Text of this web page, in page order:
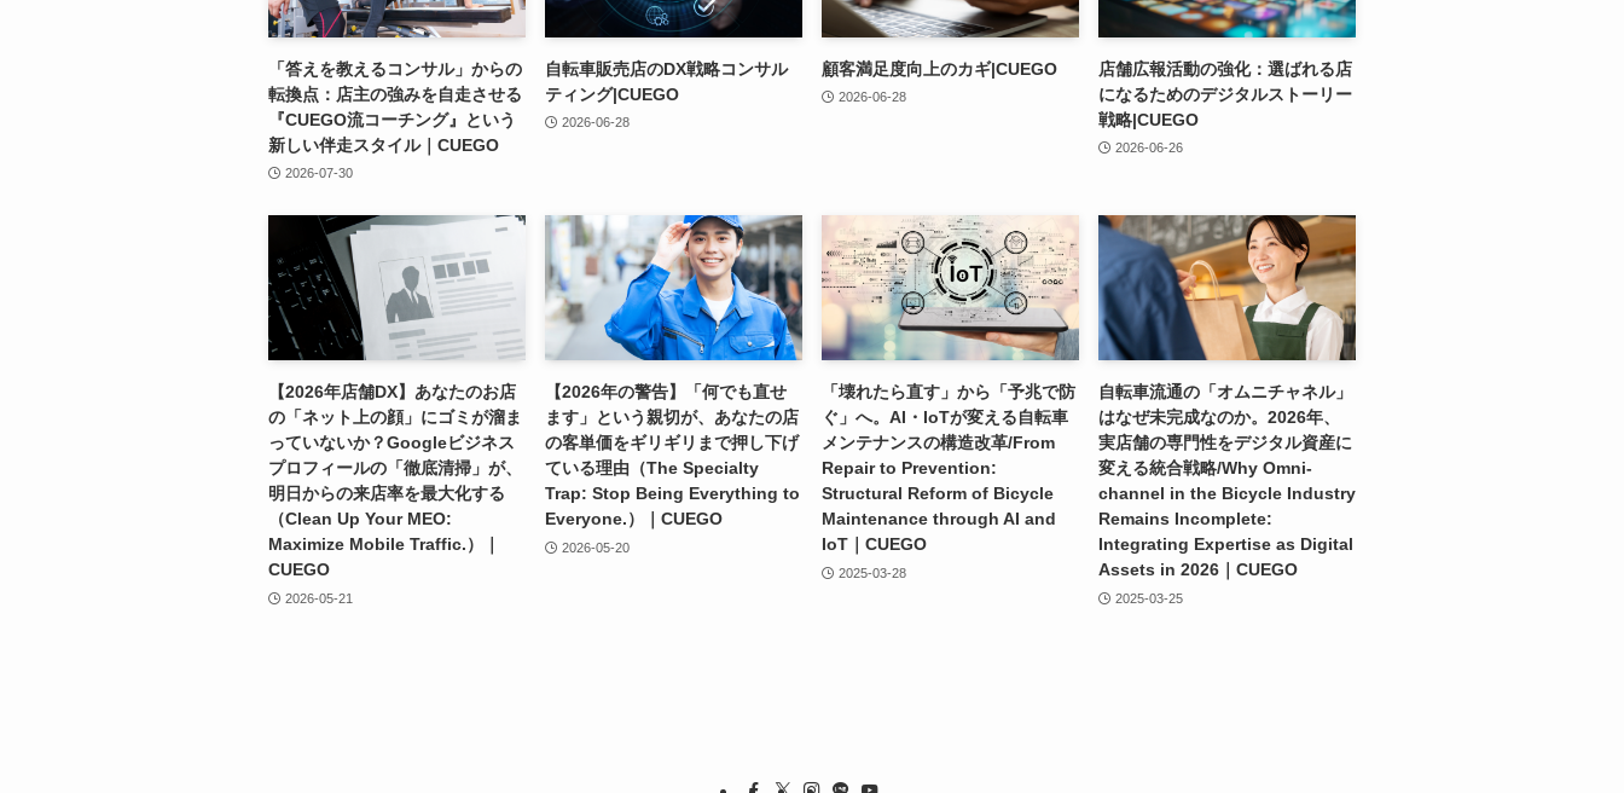
「答えを教えるコンサル」からの
転換点：店主の強みを自走させる
『CUEGO流コーチング』という
新しい伴走スタイル｜CUEGO
2026-07-30
自転車販売店のDX戦略コンサル
ティング|CUEGO
2026-06-28
顧客満足度向上のカギ|CUEGO
2026-06-28
店舗広報活動の強化：選ばれる店
になるためのデジタルストーリー
戦略|CUEGO
2026-06-26
【2026年店舗DX】あなたのお店
の「ネット上の顔」にゴミが溜ま
っていないか？Googleビジネス
プロフィールの「徹底清掃」が、
明日からの来店率を最大化する
（Clean Up Your MEO:
Maximize Mobile Traffic.）｜
CUEGO
2026-05-21
【2026年の警告】「何でも直せ
ます」という親切が、あなたの店
の客単価をギリギリまで押し下げ
ている理由（The Specialty
Trap: Stop Being Everything to
Everyone.）｜CUEGO
2026-05-20
「壊れたら直す」から「予兆で防
ぐ」へ。AI・IoTが変える自転車
メンテナンスの構造改革/From
Repair to Prevention:
Structural Reform of Bicycle
Maintenance through AI and
IoT｜CUEGO
2025-03-28
自転車流通の「オムニチャネル」
はなぜ未完成なのか。2026年、
実店舗の専門性をデジタル資産に
変える統合戦略/Why Omni-
channel in the Bicycle Industry
Remains Incomplete:
Integrating Expertise as Digital
Assets in 2026｜CUEGO
2025-03-25